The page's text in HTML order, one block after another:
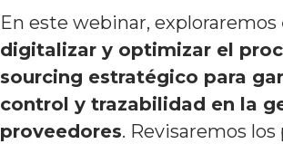
En este webinar, exploraremos
digitalizar y optimizar el
sourcing estratégico para
control y trazabilidad en la
proveedores. Revisaremos